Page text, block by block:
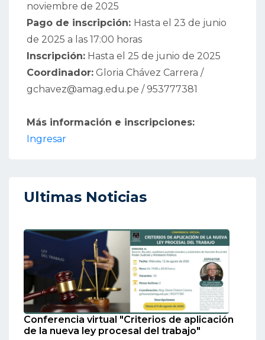
noviembre de 2025
Pago de inscripción: Hasta el 23 de junio
de 2025 a las 17:00 horas
Inscripción: Hasta el 25 de junio de 2025
Coordinador: Gloria Chávez Carrera /
gchavez@amag.edu.pe / 953777381
Más información e inscripciones:
Ingresar
Ultimas Noticias
Conferencia virtual "Criterios de aplicación
de la nueva ley procesal del trabajo"